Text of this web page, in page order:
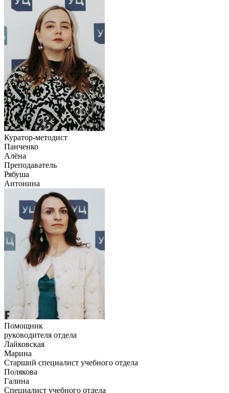
Куратор-методист
Панченко
Алёна
Преподаватель
Рябуша
Антонина
Помощник
руководителя отдела
Лайковская
Марина
Старший специалист учебного отдела
Полякова
Галина
Специалист учебного отдела